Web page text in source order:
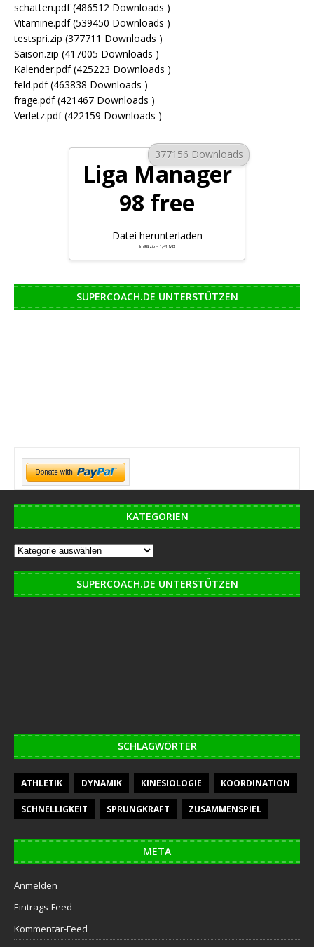
schatten.pdf (486512 Downloads )
Vitamine.pdf (539450 Downloads )
testspri.zip (377711 Downloads )
Saison.zip (417005 Downloads )
Kalender.pdf (425223 Downloads )
feld.pdf (463838 Downloads )
frage.pdf (421467 Downloads )
Verletz.pdf (422159 Downloads )
377156 Downloads
Liga Manager
98 free
Datei herunterladen
lm98.zip – 1,41 MB
SUPERCOACH.DE UNTERSTÜTZEN
KATEGORIEN
SUPERCOACH.DE UNTERSTÜTZEN
SCHLAGWÖRTER
ATHLETIK DYNAMIK KINESIOLOGIE KOORDINATION
SCHNELLIGKEIT SPRUNGKRAFT ZUSAMMENSPIEL
META
Anmelden
Eintrags-Feed
Kommentar-Feed